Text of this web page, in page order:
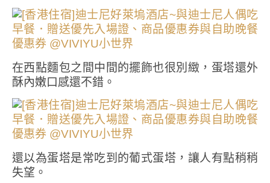
在西點麵包之間中間的擺飾也很別緻，蛋塔還外
酥內嫩口感還不錯。
還以為蛋塔是常吃到的葡式蛋塔，讓人有點稍稍
失望。